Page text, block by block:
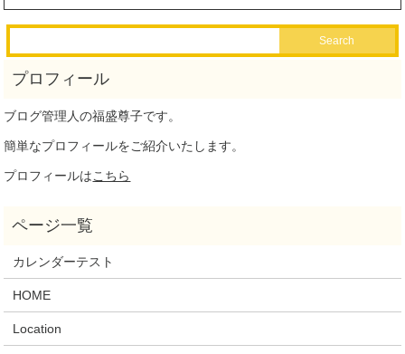
ブログ管理人の福盛尊子です。
簡単なプロフィールをご紹介いたします。
プロフィールはこちら
カレンダーテスト
HOME
Location